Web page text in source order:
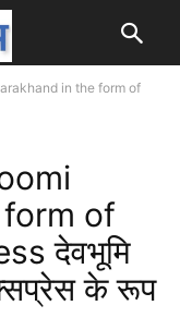
in the form of
of
देवभूमि
के रूप